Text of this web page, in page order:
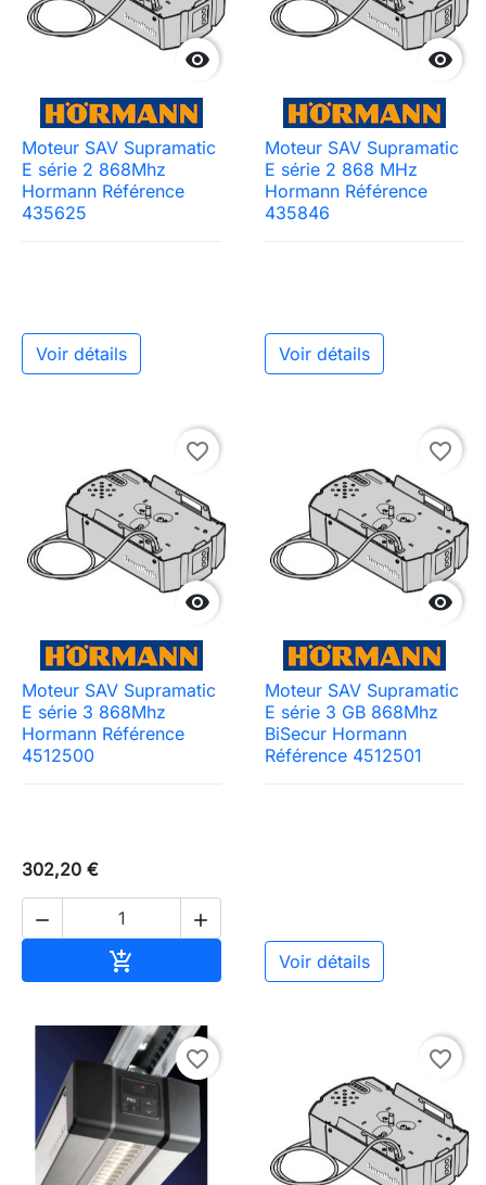

Moteur SAV Supramatic
E série 2 868Mhz
Hormann Référence
435625
Voir détails

Moteur SAV Supramatic
E série 2 868 MHz
Hormann Référence
435846
Voir détails

favorite_border
Moteur SAV Supramatic
E série 3 868Mhz
Hormann Référence
4512500
302,20 €
 


favorite_border
Moteur SAV Supramatic
E série 3 GB 868Mhz
BiSecur Hormann
Référence 4512501
Voir détails
favorite_border favorite_border